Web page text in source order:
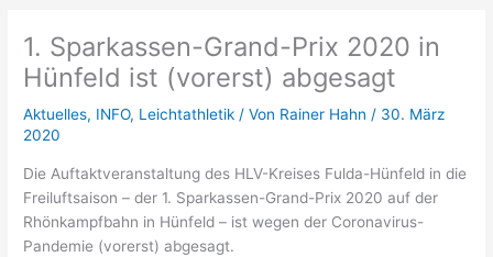
1. Sparkassen-Grand-Prix 2020 in
Hünfeld ist (vorerst) abgesagt
Aktuelles, INFO, Leichtathletik / Von Rainer Hahn/ 30. März
2020
Die Auftaktveranstaltung des HLV-Kreises Fulda-Hünfeld in die
Freiluftsaison – der 1. Sparkassen-Grand-Prix 2020 auf der
Rhönkampfbahn in Hünfeld – ist wegen der Coronavirus-
Pandemie (vorerst) abgesagt.